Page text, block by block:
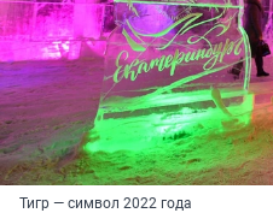
Тигр — символ 2022 года